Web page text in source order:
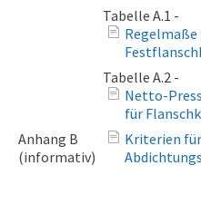
Tabelle A.1 -
Regelmaße
Tabelle A.2 -
Netto-
für
Anhang B
(informativ)
Kriterien